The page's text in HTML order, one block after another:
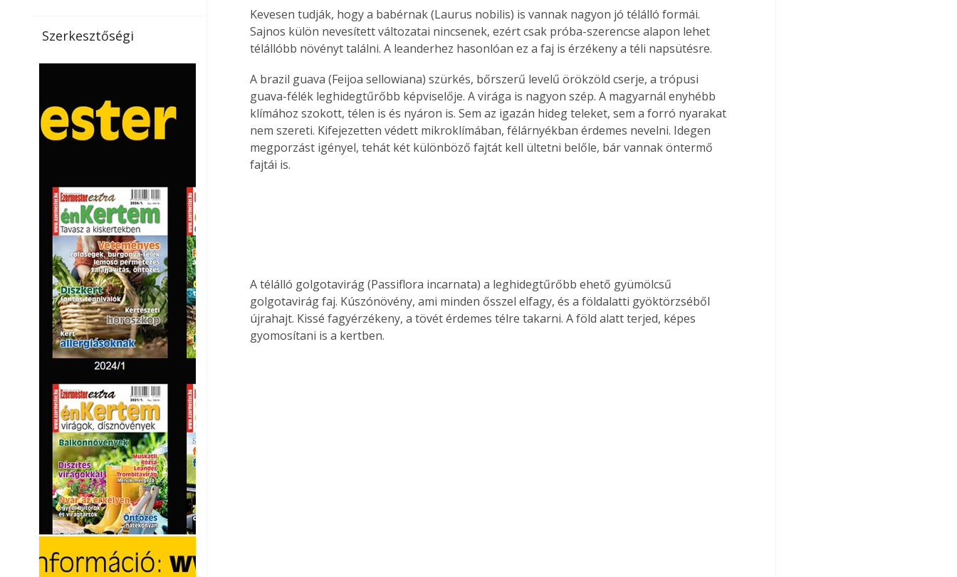
jelentőséget kapott, ahogy a
nyári hőhullámok gyakoribbá és
a megoldást a meleg ellen, ma
már egyre többen keresnek
olyan kültéri hűtési
vendégl
Szerkesztőségi
Kevesen tudják, hogy a babérnak (Laurus nobilis) is vannak nagyon jó télálló formái.
Sajnos külön nevesített változatai nincsenek, ezért csak próba-szerencse alapon lehet
télállóbb növényt találni. A leanderhez hasonlóan ez a faj is érzékeny a téli napsütésre.
A brazil guava (Feijoa sellowiana) szürkés, bőrszerű levelű örökzöld cserje, a trópusi
guava-félék leghidegtűrőbb képviselője. A virága is nagyon szép. A magyarnál enyhébb
klímához szokott, télen is és nyáron is. Sem az igazán hideg teleket, sem a forró nyarakat
nem szereti. Kifejezetten védett mikroklímában, félárnyékban érdemes nevelni. Idegen
megporzást igényel, tehát két különböző fajtát kell ültetni belőle, bár vannak öntermő
fajtái is.
A télálló golgotavirág (Passiflora incarnata) a leghidegtűrőbb ehető gyümölcsű
golgotavirág faj. Kúszónövény, ami minden ősszel elfagy, és a földalatti gyöktörzséből
újrahajt. Kissé fagyérzékeny, a tövét érdemes télre takarni. A föld alatt terjed, képes
gyomosítani is a kertben.